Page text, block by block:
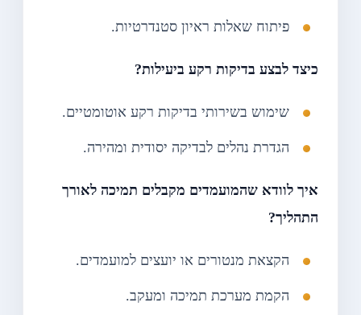
פיתוח שאלות ראיון סטנדרטיות.
כיצד לבצע בדיקות רקע ביעילות?
שימוש בשירותי בדיקות רקע אוטומטיים.
הגדרת נהלים לבדיקה יסודית ומהירה.
איך לוודא שהמועמדים מקבלים תמיכה לאורך
התהליך?
הקצאת מנטורים או יועצים למועמדים.
הקמת מערכת תמיכה ומעקב.